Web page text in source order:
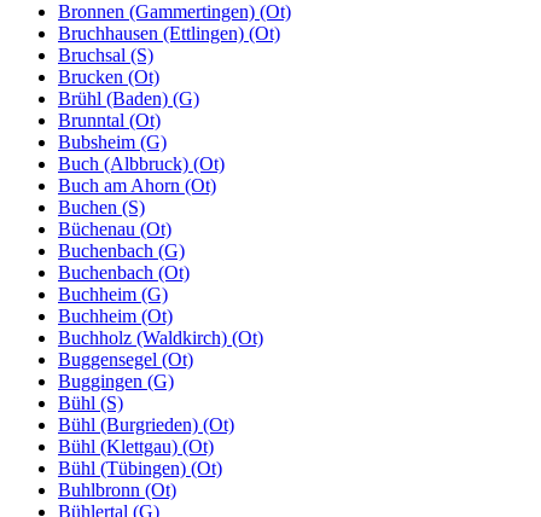
Bronnen (Gammertingen) (Ot)
Bruchhausen (Ettlingen) (Ot)
Bruchsal (S)
Brucken (Ot)
Brühl (Baden) (G)
Brunntal (Ot)
Bubsheim (G)
Buch (Albbruck) (Ot)
Buch am Ahorn (Ot)
Buchen (S)
Büchenau (Ot)
Buchenbach (G)
Buchenbach (Ot)
Buchheim (G)
Buchheim (Ot)
Buchholz (Waldkirch) (Ot)
Buggensegel (Ot)
Buggingen (G)
Bühl (S)
Bühl (Burgrieden) (Ot)
Bühl (Klettgau) (Ot)
Bühl (Tübingen) (Ot)
Buhlbronn (Ot)
Bühlertal (G)